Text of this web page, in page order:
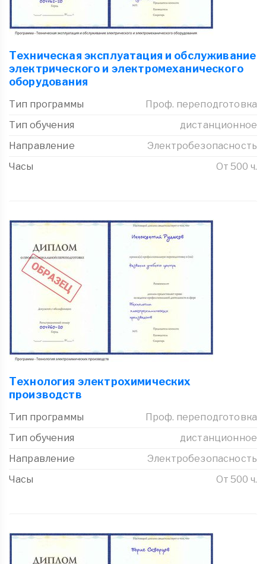
Техническая эксплуатация и обслуживание
электрического и электромеханического
оборудования
Тип программы
Проф. переподготовка
Тип обучения
дистанционное
Направление
Электробезопасность
Часы
От 500 ч.
Технология электрохимических
производств
Тип программы
Проф. переподготовка
Тип обучения
дистанционное
Направление
Электробезопасность
Часы
От 500 ч.